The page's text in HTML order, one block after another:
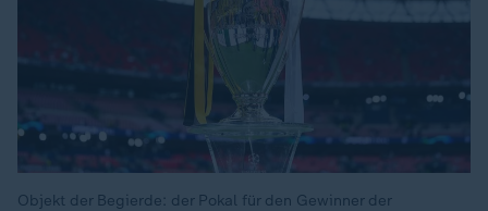
Objekt der Begierde: der Pokal für den Gewinner der